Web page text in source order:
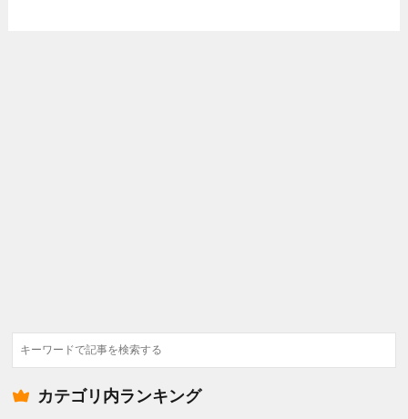
検
索
カテゴリ内ランキング